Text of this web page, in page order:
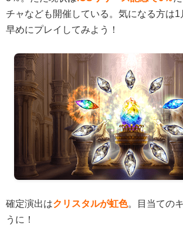
チャなども開催している。気になる方は
早めにプレイしてみよう！
確定演出はクリスタルが虹色。目当ての
うに！